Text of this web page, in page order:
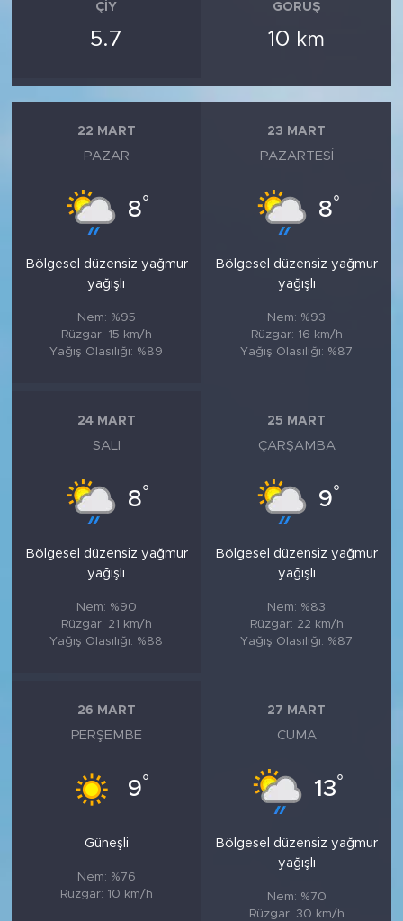
ÇIY
5.7
GÖRÜŞ
10 km
22 MART
PAZAR
8°
Bölgesel düzensiz yağmur
yağışlı
Nem: %95
Rüzgar: 15 km/h
Yağış Olasılığı: %89
23 MART
PAZARTESI
8°
Bölgesel düzensiz yağmur
yağışlı
Nem: %93
Rüzgar: 16 km/h
Yağış Olasılığı: %87
24 MART
SALI
8°
Bölgesel düzensiz yağmur
yağışlı
Nem: %90
Rüzgar: 21 km/h
Yağış Olasılığı: %88
25 MART
ÇARŞAMBA
9°
Bölgesel düzensiz yağmur
yağışlı
Nem: %83
Rüzgar: 22 km/h
Yağış Olasılığı: %87
26 MART
PERŞEMBE
9°
Güneşli
Nem: %76
Rüzgar: 10 km/h
27 MART
CUMA
13°
Bölgesel düzensiz yağmur
yağışlı
Nem: %70
Rüzgar: 30 km/h